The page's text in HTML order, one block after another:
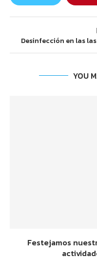
Desinfección en las
YOU
Festejamos